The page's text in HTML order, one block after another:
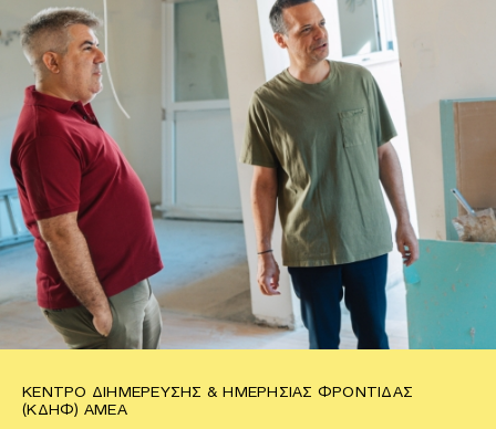
ΚΈΝΤΡΟ ΔΙΗΜΈΡΕΥΣΗΣ & ΗΜΕΡΉΣΙΑΣ ΦΡΟΝΤΊΔΑΣ
(ΚΔΗΦ) ΑΜΕΑ